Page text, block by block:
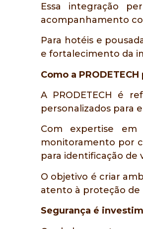
Essa integração
acompanhamento
Para hotéis e
e fortalecimento da
Como a
A PRODETECH é
personalizados para
Com expertise em
monitoramento por
para identificação de
O objetivo é criar
atento à proteção de
Segurança é